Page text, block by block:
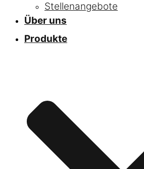
Stellenangebote
Über uns
Produkte